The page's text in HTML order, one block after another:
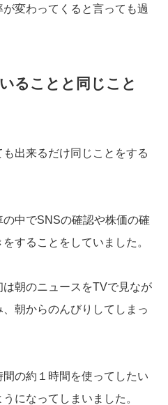
変わってくると言っても過
ることと同じこと
出来るだけ同じことをする
中でSNSの確認や株価の確
することをしていました。
朝のニュースをTVで見なが
朝からのんびりしてしまっ
の約１時間を使ってしたい
になってしまいました。